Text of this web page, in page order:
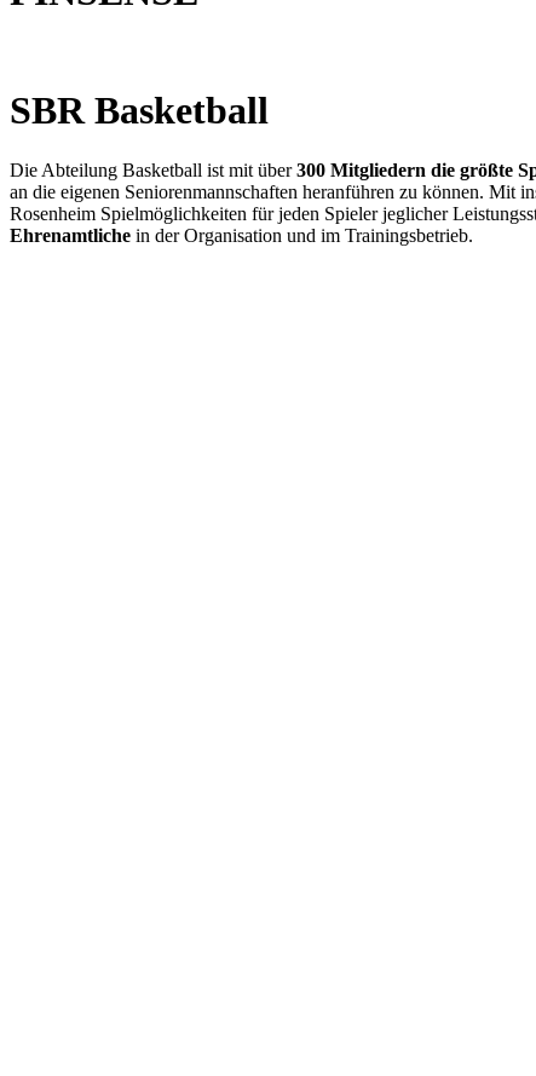
SBR Basketball
Die Abteilung Basketball ist mit über300 Mitgliedern die größte
an die eigenen Seniorenmannschaften heranführen zu können. Mit
Rosenheim Spielmöglichkeiten für jeden Spieler jeglicher
Ehrenamtliche in der Organisation und im Trainingsbetrieb.